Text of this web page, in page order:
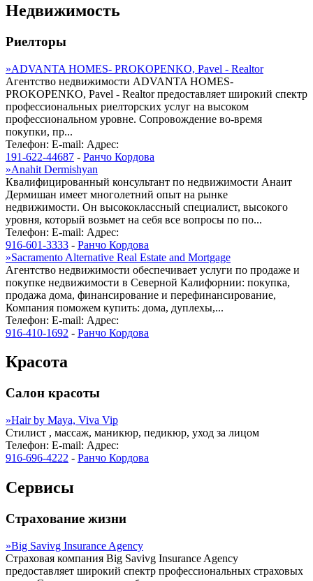
Недвижимость
Риелторы
»ADVANTA HOMES- PROKOPENKO, Pavel - Realtor
Агентство недвижимости ADVANTA HOMES-
PROKOPENKO, Pavel - Realtor предоставляет широкий спектр
профессиональных риелторских услуг на высоком
профессиональном уровне. Сопровождение во-время
покупки, пр...
Телефон: E-mail: Адрес:
191-622-44687 - Ранчо Кордова
»Anahit Dermishyan
Квалифицированный консультант по недвижимости Анаит
Дермишан имеет многолетний опыт на рынке
недвижимости. Он высококлассный специалист, высокого
уровня, который возьмет на себя все вопросы по по...
Телефон: E-mail: Адрес:
916-601-3333 - Ранчо Кордова
»Sacramento Alternative Real Estate and Mortgage
Агентство недвижимости обеспечивает услуги по продаже и
покупке недвижимости в Северной Калифорнии: покупка,
продажа дома, финансирование и перефинансирование,
Компания поможем купить: дома, дуплехы,...
Телефон: E-mail: Адрес:
916-410-1692 - Ранчо Кордова
Красота
Салон красоты
»Hair by Maya, Viva Vip
Стилист , массаж, маникюр, педикюр, уход за лицом
Телефон: E-mail: Адрес:
916-696-4222 - Ранчо Кордова
Сервисы
Страхование жизни
»Big Savivg Insurance Agency
Страховая компания Big Savivg Insurance Agency
предоставляет широкий спектр профессиональных страховых